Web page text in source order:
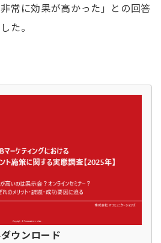
常に効果が高かった」との回答
た。
ウンロード